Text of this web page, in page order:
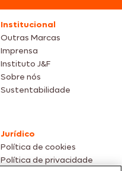
Institucional
Outras Marcas
Imprensa
Instituto J&F
Sobre nós
Sustentabilidade
Jurídico
Política de cookies
Política de privacidade